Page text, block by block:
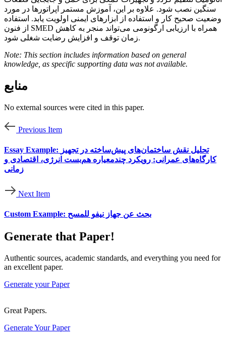
سنگین نصب شود. علاوه بر این، آموزش مستمر اپراتورها در مورد
وضعیت صحیح کار و استفاده از ابزارهای ایمنی اولویت یابد. استفاده
از فنون SMED همراه با ارزیابی ارگونومی می‌تواند منجر به کاهش
زمان توقف و افزایش رضایت شغلی شود.
Note: This section includes information based on general
knowledge, as specific supporting data was not available.
منابع
No external sources were cited in this paper.
Previous Item
Essay Example: تحلیل نقش ساختمان‌های پیش‌ساخته در تجهیز
کارگاه‌های عمرانی: رویکرد چندمعیاره هم‌بست انرژی، اقتصادی و
زمانی
Next Item
Custom Example: بحث عن جهاز نيفو للمسح
Generate that Paper!
Authentic sources, academic standards, and everything you need for
an excellent paper.
Generate your Paper
Great Papers.
Generate Your Paper